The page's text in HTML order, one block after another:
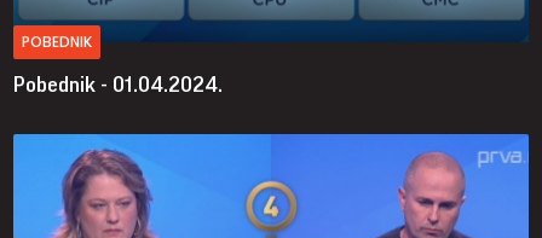
POBEDNIK
Pobednik - 01.04.2024.